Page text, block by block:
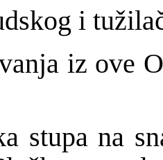
i
iz ove
stupa na